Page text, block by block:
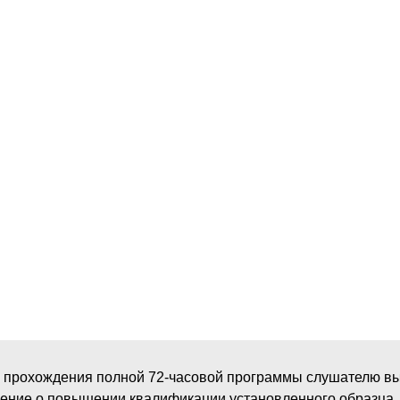
прохождения полной 72-часовой программы слушателю